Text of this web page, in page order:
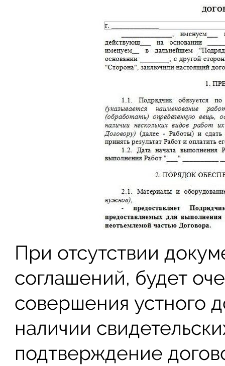
При отсутствии
соглашений, будет
совершения устного
наличии
подтверждение